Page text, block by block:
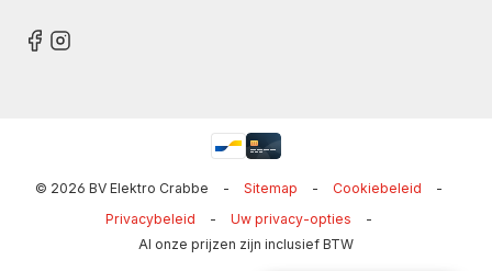
© 2026 BV Elektro Crabbe - Sitemap - Cookiebeleid
-
Privacybeleid
- Uw privacy-opties
-
Al onze prijzen zijn inclusief BTW